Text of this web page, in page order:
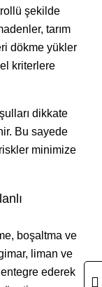
şekilde
tarım
dökme yükler
kriterlere
dikkate
Bu sayede
minimize
boşaltma ve
liman ve
entegre ederek